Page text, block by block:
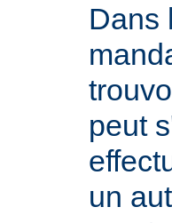
Dans
peut
un